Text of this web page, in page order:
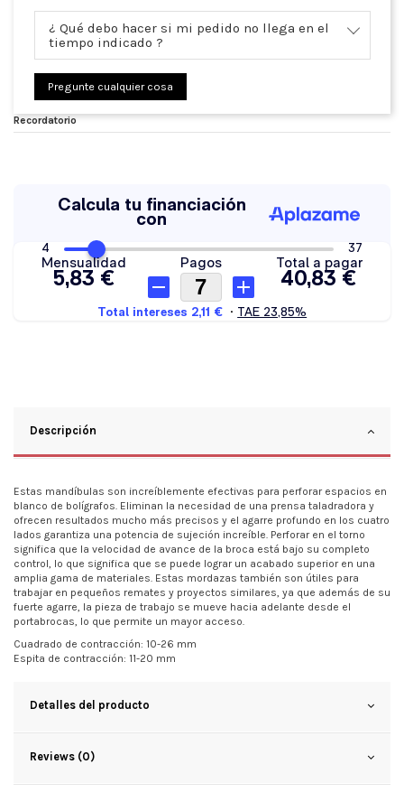
¿ Qué debo hacer si mi pedido no llega en el
tiempo indicado ?
Pregunte cualquier cosa
Recordatorio
Descripción
Estas mandíbulas son increíblemente efectivas para perforar espacios en
blanco de bolígrafos. Eliminan la necesidad de una prensa taladradora y
ofrecen resultados mucho más precisos y el agarre profundo en los cuatro
lados garantiza una potencia de sujeción increíble. Perforar en el torno
significa que la velocidad de avance de la broca está bajo su completo
control, lo que significa que se puede lograr un acabado superior en una
amplia gama de materiales. Estas mordazas también son útiles para
trabajar en pequeños remates y proyectos similares, ya que además de su
fuerte agarre, la pieza de trabajo se mueve hacia adelante desde el
portabrocas, lo que permite un mayor acceso.
Cuadrado de contracción: 10-26 mm
Espita de contracción: 11-20 mm
Detalles del producto
Reviews (0)